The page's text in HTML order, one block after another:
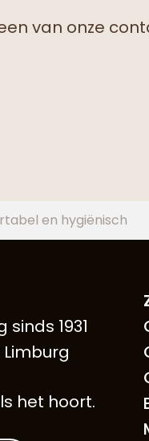
van onze
en hygiënisch
1931
het hoort.